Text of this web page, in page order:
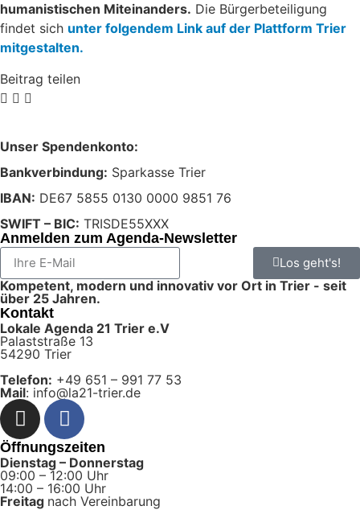
humanistischen Miteinanders. Die Bürgerbeteiligung
findet sich unter folgendem Link auf der Plattform Trier
mitgestalten.
Beitrag teilen
Unser Spendenkonto:
Bankverbindung: Sparkasse Trier
IBAN: DE67 5855 0130 0000 9851 76
SWIFT – BIC: TRISDE55XXX
Anmelden zum Agenda-Newsletter
Los geht's!
Kompetent, modern und innovativ vor Ort in Trier - seit
über 25 Jahren.
Kontakt
Lokale Agenda 21 Trier e.V
Palaststraße 13
54290 Trier
Telefon: +49 651 – 991 77 53
Mail: info@la21-trier.de
Öffnungszeiten
Dienstag – Donnerstag
09:00 – 12:00 Uhr
14:00 – 16:00 Uhr
Freitag nach Vereinbarung